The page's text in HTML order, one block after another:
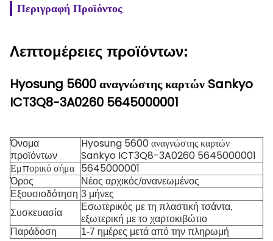
Περιγραφή Προϊόντος
Λεπτομέρειες προϊόντων:
Hyosung 5600 αναγνώστης καρτών Sankyo
ICT3Q8-3A0260 5645000001
Όνομα
προϊόντων
Hyosung 5600 αναγνώστης καρτών
Sankyo ICT3Q8-3A0260 5645000001
Εμπορικό σήμα 5645000001
Όρος
Νέος αρχικός/ανανεωμένος
Εξουσιοδότηση 3 μήνες
Συσκευασία
Εσωτερικός με τη πλαστική τσάντα,
εξωτερική με το χαρτοκιβώτιο
Παράδοση
1-7 ημέρες μετά από την πληρωμή